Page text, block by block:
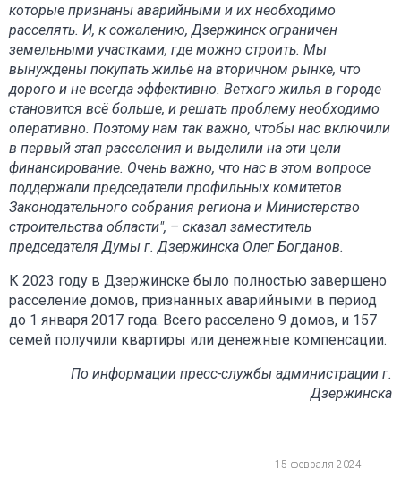
которые признаны аварийными и их необходимо
расселять. И, к сожалению, Дзержинск ограничен
земельными участками, где можно строить. Мы
вынуждены покупать жильё на вторичном рынке, что
дорого и не всегда эффективно. Ветхого жилья в городе
становится всё больше, и решать проблему необходимо
оперативно. Поэтому нам так важно, чтобы нас включили
в первый этап расселения и выделили на эти цели
финансирование. Очень важно, что нас в этом вопросе
поддержали председатели профильных комитетов
Законодательного собрания региона и Министерство
строительства области", – сказал заместитель
председателя Думы г. Дзержинска Олег Богданов.
К 2023 году в Дзержинске было полностью завершено
расселение домов, признанных аварийными в период
до 1 января 2017 года. Всего расселено 9 домов, и 157
семей получили квартиры или денежные компенсации.
По информации пресс-службы администрации г.
Дзержинска
15 февраля 2024